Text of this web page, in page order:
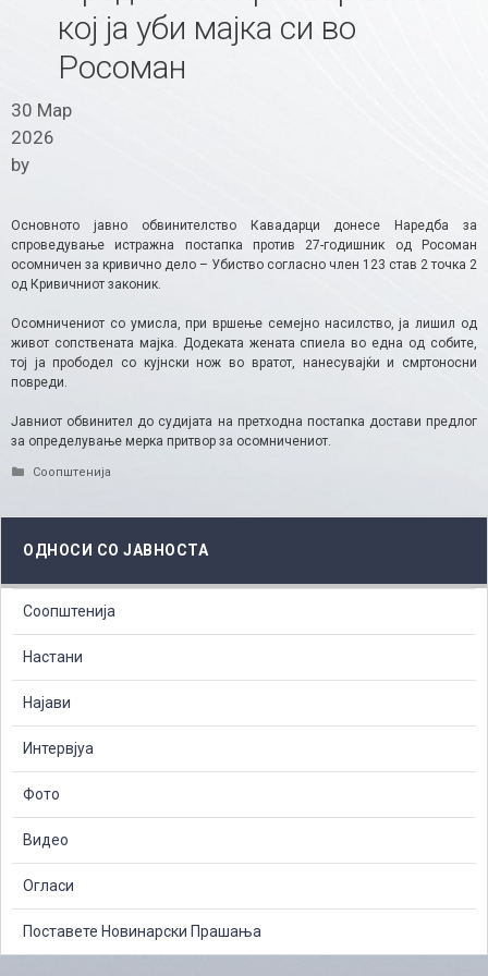
кој ја уби мајка си во
Росоман
30 Мар
2026
by
Основното јавно обвинителство Кавадарци донесе Наредба за
спроведување истражна постапка против 27-годишник од Росоман
осомничен за кривично дело – Убиство согласно член 123 став 2 точка 2
од Кривичниот законик.
Осомничениот со умисла, при вршење семејно насилство, ја лишил од
живот сопствената мајка. Додеката жената спиела во една од собите,
тој ја прободел со кујнски нож во вратот, нанесувајќи и смртоносни
повреди.
Јавниот обвинител до судијата на претходна постапка достави предлог
за определување мерка притвор за осомничениот.
Categories
Соопштенија
ОДНОСИ СО ЈАВНОСТА
Соопштенија
Настани
Најави
Интервјуа
Фото
Видео
Огласи
Поставете Новинарски Прашања